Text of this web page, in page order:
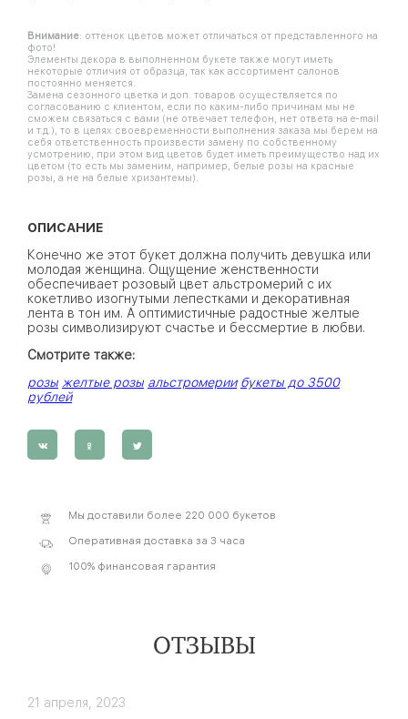
Внимание: оттенок цветов может отличаться от представленного на
фото!
Элементы декора в выполненном букете также могут иметь
некоторые отличия от образца, так как ассортимент салонов
постоянно меняется.
Замена сезонного цветка и доп. товаров осуществляется по
согласованию с клиентом, если по каким-либо причинам мы не
сможем связаться с вами (не отвечает телефон, нет ответа на e-mail
и т.д.), то в целях своевременности выполнения заказа мы берем на
себя ответственность произвести замену по собственному
усмотрению, при этом вид цветов будет иметь преимущество над их
цветом (то есть мы заменим, например, белые розы на красные
розы, а не на белые хризантемы).
ОПИСАНИЕ
Конечно же этот букет должна получить девушка или
молодая женщина. Ощущение женственности
обеспечивает розовый цвет альстромерий с их
кокетливо изогнутыми лепестками и декоративная
лента в тон им. А оптимистичные радостные желтые
розы символизируют счастье и бессмертие в любви.
Смотрите также:
розы желтые розы альстромерии букеты до 3500
рублей
Мы доставили более 220 000 букетов
Оперативная доставка за 3 часа
100% финансовая гарантия
ОТЗЫВЫ
21 апреля, 2023